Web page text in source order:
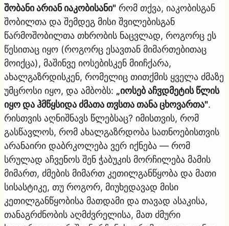
შობანი არიან იაკობისანი" რომ თქვა, იაკობისგან
შობილთა და შემდეგ მისი შვილებისგან
წარმოშობილთა თხრობის ნაცვლად, როგორც ეს
წესითაც იყო (როგორც ესავთან მიმართებითაც
მოიქცა), მაშინვე იოსებისკენ მიიჩქარა,
ახალგაზრდისკენ, რომელიც თითქმის ყველა ძმაზე
უმცროსი იყო, და ამბობს: „იოსებ აჩჳდმეტის წლის
იყო და ჰმწყსიდა ძმათა თჳსთა თანა ცხოვართა".
რისთვის აღნიშნავს წლებსაც? იმისთვის, რომ
გასწავლოს, რომ ახალგაზრდობა სათნოებისთვის
არანაირი დაბრკოლება ვერ იქნება — რომ
სრულად აჩვენოს შენ ჭაბუკის მორჩილება მამის
მიმართ, ძმების მიმართ კეთილგანწყობა და მათი
სისასტიკე, თუ როგორ, მიუხედავად მისი
კეთილგანწყობისა მათდამი და თავად ასაკისა,
თანაგრძნობის აღმძვრელისა, მათ ძმური